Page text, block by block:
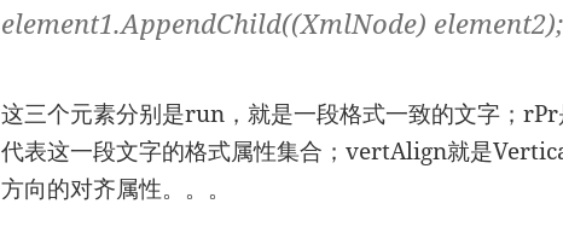
element1.AppendChild((XmlNode) element2);
这三个元素分别是run，就是一段格式一致的文字；
代表这一段文字的格式属性集合；vertAlign就是
方向的对齐属性。。。